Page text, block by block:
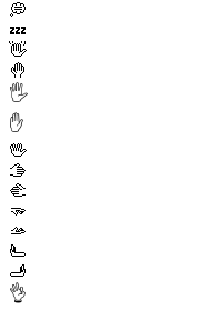
💭
💤
👋
🤚
🖐️
✋
🖖
🫱
🫲
🫳
🫴
🫷
🫸
👌